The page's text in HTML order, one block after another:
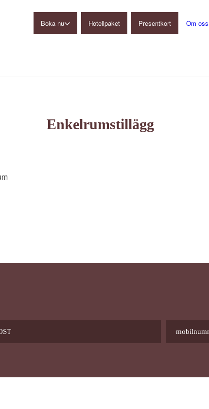
Boka nu Hotellpaket Presentkort Om oss
Enkelrumstillägg